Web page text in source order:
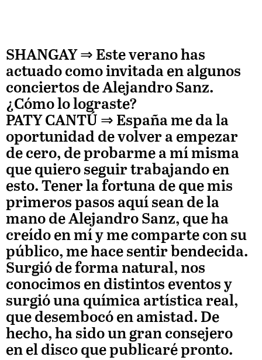
SHANGAY ⇒ Este verano has
actuado como invitada en algunos
conciertos de Alejandro Sanz.
¿Cómo lo lograste?
PATY CANTÚ ⇒ España me da la
oportunidad de volver a empezar
de cero, de probarme a mí misma
que quiero seguir trabajando en
esto. Tener la fortuna de que mis
primeros pasos aquí sean de la
mano de Alejandro Sanz, que ha
creído en mí y me comparte con su
público, me hace sentir bendecida.
Surgió de forma natural, nos
conocimos en distintos eventos y
surgió una química artística real,
que desembocó en amistad. De
hecho, ha sido un gran consejero
en el disco que publicaré pronto.